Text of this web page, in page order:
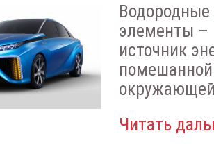
элементы –
источник
помешанной
Читать